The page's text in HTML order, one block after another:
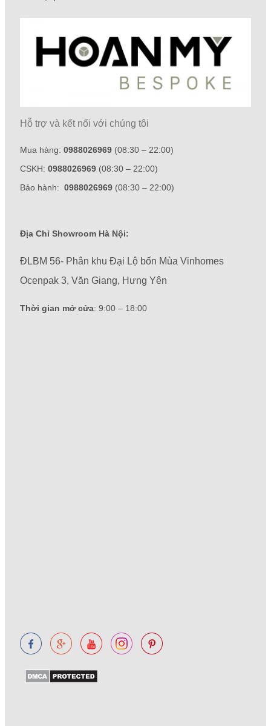
Hỗ trợ và kết nối với chúng tôi
Mua hàng: 0988026969 (08:30 – 22:00)
CSKH: 0988026969 (08:30 – 22:00)
Bảo hành: 0988026969 (08:30 – 22:00)
Địa Chỉ Showroom Hà Nội:
ĐLBM 56- Phân khu Đại Lộ bốn Mùa Vinhomes
Ocenpak 3, Văn Giang, Hưng Yên
Thời gian mở cửa: 9:00 – 18:00